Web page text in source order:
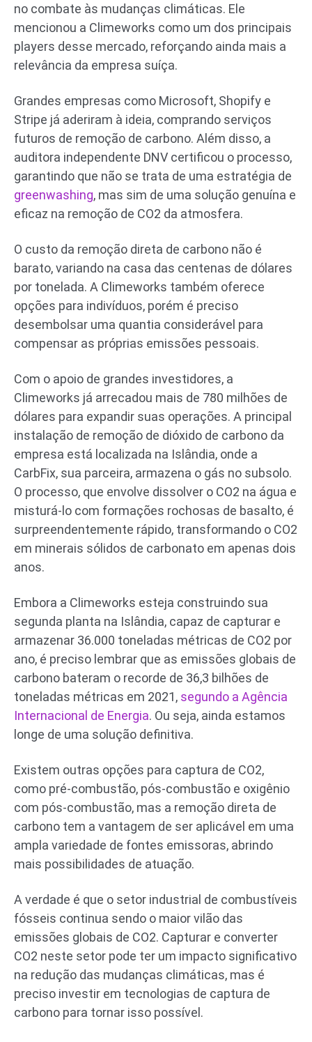
no combate às mudanças climáticas. Ele
mencionou a Climeworks como um dos principais
players desse mercado, reforçando ainda mais a
relevância da empresa suíça.
Grandes empresas como Microsoft, Shopify e
Stripe já aderiram à ideia, comprando serviços
futuros de remoção de carbono. Além disso, a
auditora independente DNV certificou o processo,
garantindo que não se trata de uma estratégia de
greenwashing, mas sim de uma solução genuína e
eficaz na remoção de CO2 da atmosfera.
O custo da remoção direta de carbono não é
barato, variando na casa das centenas de dólares
por tonelada. A Climeworks também oferece
opções para indivíduos, porém é preciso
desembolsar uma quantia considerável para
compensar as próprias emissões pessoais.
Com o apoio de grandes investidores, a
Climeworks já arrecadou mais de 780 milhões de
dólares para expandir suas operações. A principal
instalação de remoção de dióxido de carbono da
empresa está localizada na Islândia, onde a
CarbFix, sua parceira, armazena o gás no subsolo.
O processo, que envolve dissolver o CO2 na água e
misturá-lo com formações rochosas de basalto, é
surpreendentemente rápido, transformando o CO2
em minerais sólidos de carbonato em apenas dois
anos.
Embora a Climeworks esteja construindo sua
segunda planta na Islândia, capaz de capturar e
armazenar 36.000 toneladas métricas de CO2 por
ano, é preciso lembrar que as emissões globais de
carbono bateram o recorde de 36,3 bilhões de
toneladas métricas em 2021, segundo a Agência
Internacional de Energia. Ou seja, ainda estamos
longe de uma solução definitiva.
Existem outras opções para captura de CO2,
como pré-combustão, pós-combustão e oxigênio
com pós-combustão, mas a remoção direta de
carbono tem a vantagem de ser aplicável em uma
ampla variedade de fontes emissoras, abrindo
mais possibilidades de atuação.
A verdade é que o setor industrial de combustíveis
fósseis continua sendo o maior vilão das
emissões globais de CO2. Capturar e converter
CO2 neste setor pode ter um impacto significativo
na redução das mudanças climáticas, mas é
preciso investir em tecnologias de captura de
carbono para tornar isso possível.